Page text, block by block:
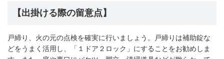
【出掛ける際の留意点】
戸締り、火の元の点検を確実に行いましょう。戸締りは補助錠な
どをうまく活用し、「１ドア２ロック」にすることをお勧めしま